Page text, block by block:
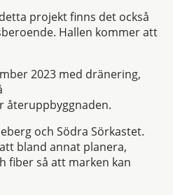
projekt finns det också
Hallen kommer att
2023 med dränering,
återuppbyggnaden.
och Södra Sörkastet.
bland annat planera,
fiber så att marken kan